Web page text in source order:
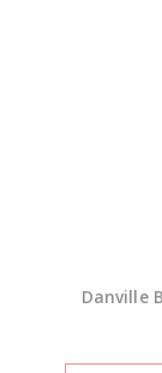
Danville